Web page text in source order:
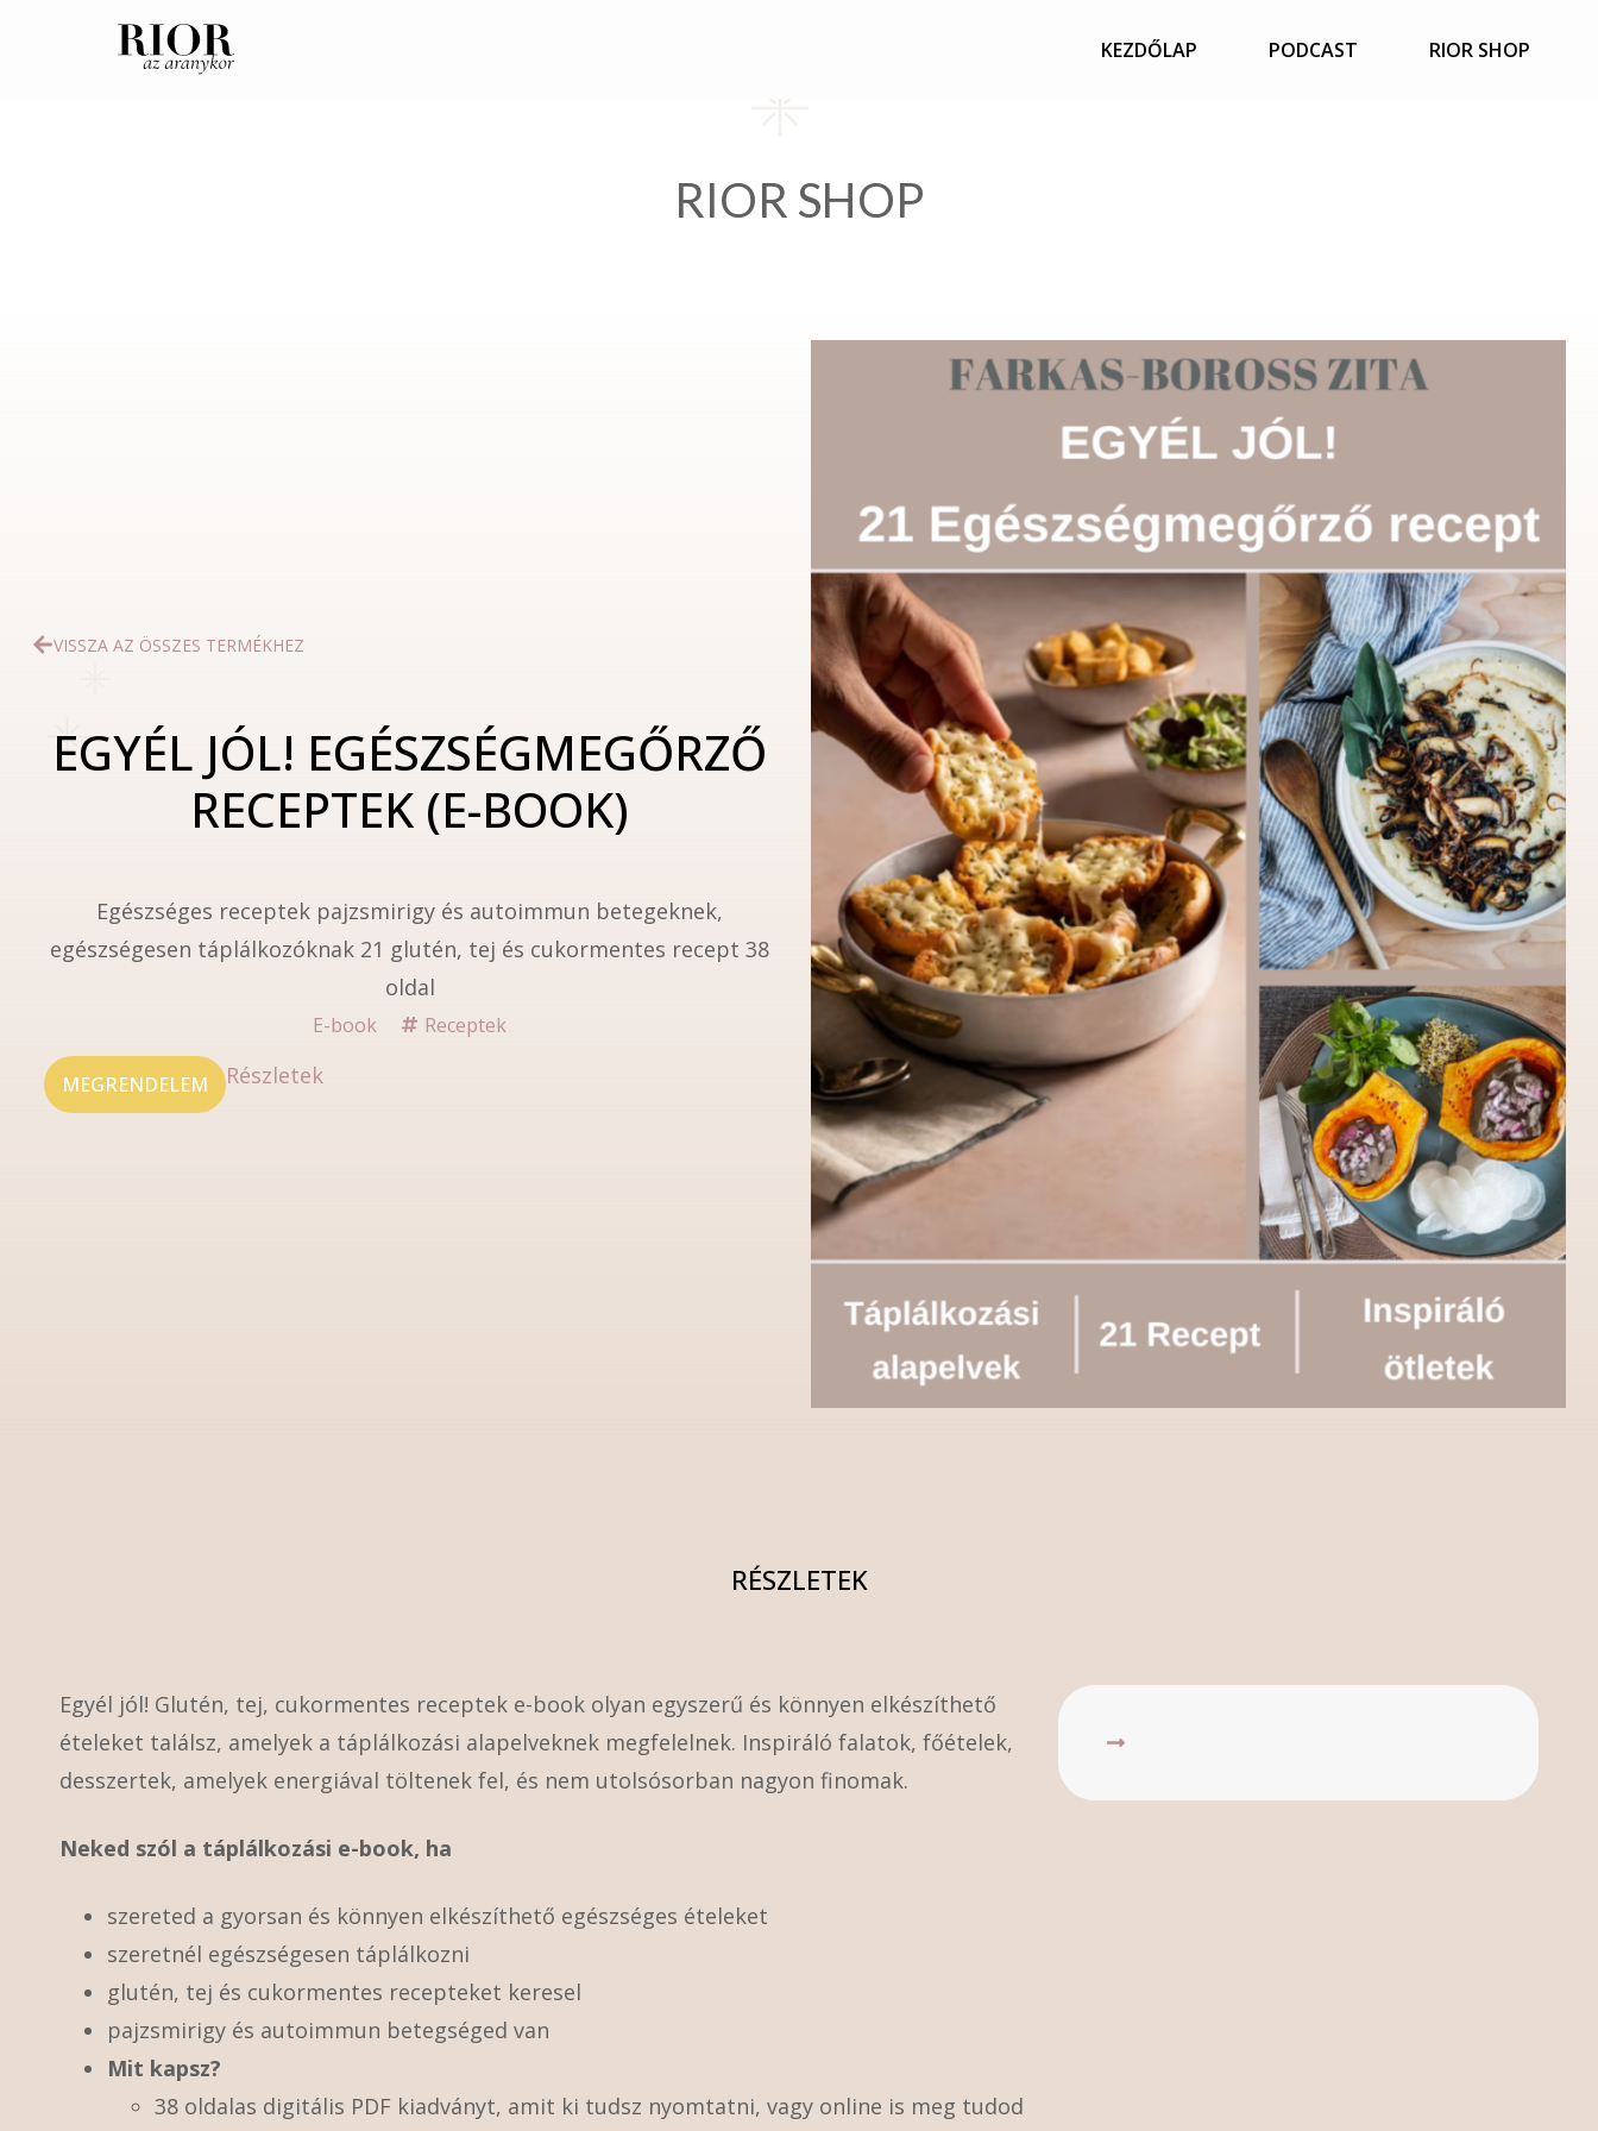
KEZDŐLAP PODCAST RIOR SHOP
RIOR SHOP
VISSZA AZ ÖSSZES TERMÉKHEZ
EGYÉL JÓL! EGÉSZSÉGMEGŐRZŐ
RECEPTEK (E-BOOK)
Egészséges receptek pajzsmirigy és autoimmun betegeknek,
egészségesen táplálkozóknak 21 glutén, tej és cukormentes recept 38
oldal
E-book Receptek
MEGRENDELEM Részletek
RÉSZLETEK
Egyél jól! Glutén, tej, cukormentes receptek e-book olyan egyszerű és könnyen elkészíthető
ételeket találsz, amelyek a táplálkozási alapelveknek megfelelnek. Inspiráló falatok, főételek,
desszertek, amelyek energiával töltenek fel, és nem utolsósorban nagyon finomak.
Neked szól a táplálkozási e-book, ha
szereted a gyorsan és könnyen elkészíthető egészséges ételeket
szeretnél egészségesen táplálkozni
glutén, tej és cukormentes recepteket keresel
pajzsmirigy és autoimmun betegséged van
Mit kapsz?
38 oldalas digitális PDF kiadványt, amit ki tudsz nyomtatni, vagy online is meg tudod